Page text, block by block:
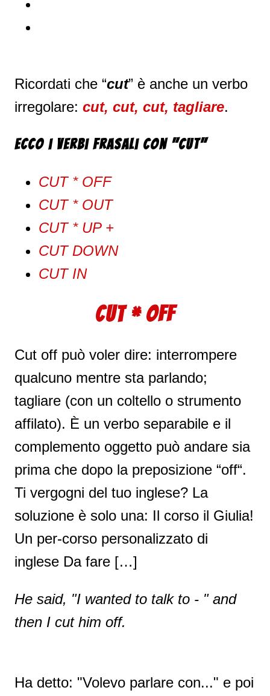
Ricordati che “cut” è anche un verbo
irregolare: cut, cut, cut, tagliare.
Ecco i verbi frasali con "Cut"
CUT * OFF
CUT * OUT
CUT * UP +
CUT DOWN
CUT IN
CUT * OFF
Cut off può voler dire: interrompere
qualcuno mentre sta parlando;
tagliare (con un coltello o strumento
affilato). È un verbo separabile e il
complemento oggetto può andare sia
prima che dopo la preposizione “off“.
Ti vergogni del tuo inglese? La
soluzione è solo una: Il corso il Giulia!
Un per-corso personalizzato di
inglese Da fare […]
He said, "I wanted to talk to - " and
then I cut him off.
Ha detto: "Volevo parlare con..." e poi